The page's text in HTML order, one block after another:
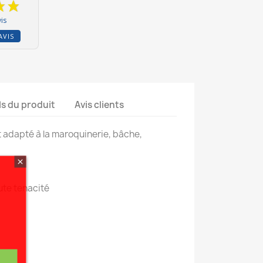
du produit Avis clients
à la maroquinerie, bâche,
tenacité